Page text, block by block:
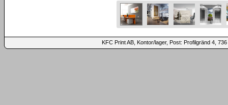
KFC Print AB, Kontor/lager, Post: Profilgränd 4,